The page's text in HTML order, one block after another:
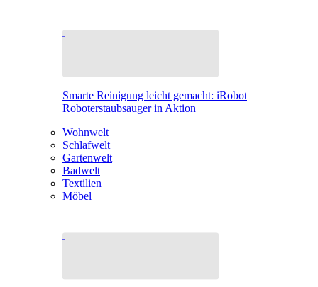
Smarte Reinigung leicht gemacht: iRobot
Roboterstaubsauger in Aktion
Wohnwelt
Schlafwelt
Gartenwelt
Badwelt
Textilien
Möbel